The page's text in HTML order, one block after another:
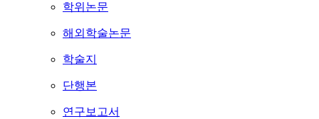
학위논문
해외학술논문
학술지
단행본
연구보고서